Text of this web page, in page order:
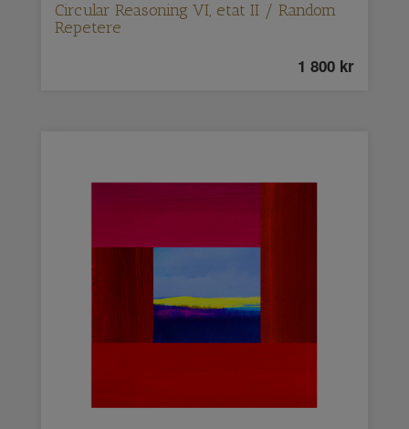
Circular Reasoning VI, etat II / Random
Repetere
1 800 kr